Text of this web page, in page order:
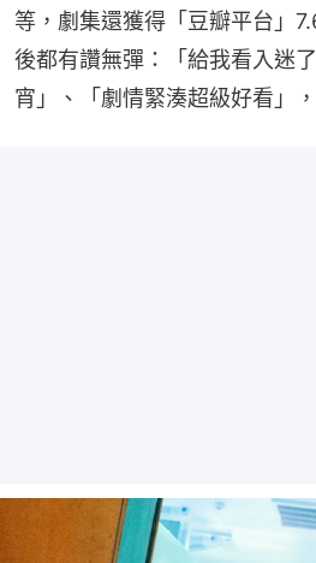
等，劇集還獲得「豆瓣平台」
後都有讚無彈：「給我看入迷
宵」、「劇情緊湊超級好看」